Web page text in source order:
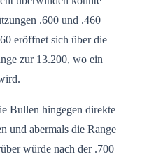
.600 und .460
eröffnet sich über die
zur 13.200, wo ein
Bullen hingegen direkte
und abermals die Range
würde nach der .700